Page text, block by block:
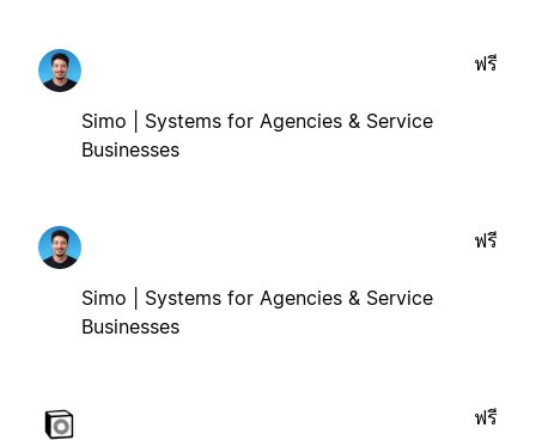
Simo | Systems for Agencies & Service
Businesses
ฟรี
Simo | Systems for Agencies & Service
Businesses
ฟรี
ฟรี